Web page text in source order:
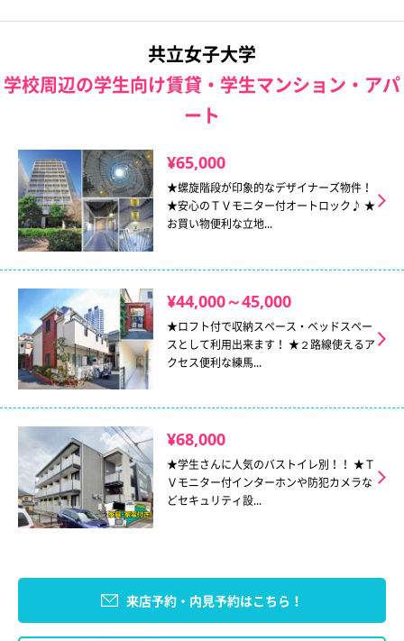
共立女子大学
学校周辺の学生向け賃貸・学生マンション・アパ
ート
¥65,000
★螺旋階段が印象的なデザイナーズ物件！
★安心のＴＶモニター付オートロック♪ ★
お買い物便利な立地...
¥44,000～45,000
★ロフト付で収納スペース・ベッドスペー
スとして利用出来ます！ ★２路線使えるア
クセス便利な練馬...
¥68,000
★学生さんに人気のバストイレ別！！ ★Ｔ
Ｖモニター付インターホンや防犯カメラな
どセキュリティ設...
来店予約・内見予約はこちら！